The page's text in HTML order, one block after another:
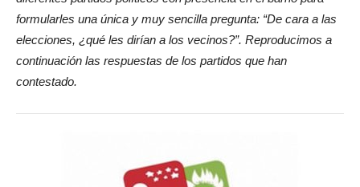
formularles una única y muy sencilla pregunta: “De cara a las
elecciones, ¿qué les dirían a los vecinos?”. Reproducimos a
continuación las respuestas de los partidos que han
contestado.